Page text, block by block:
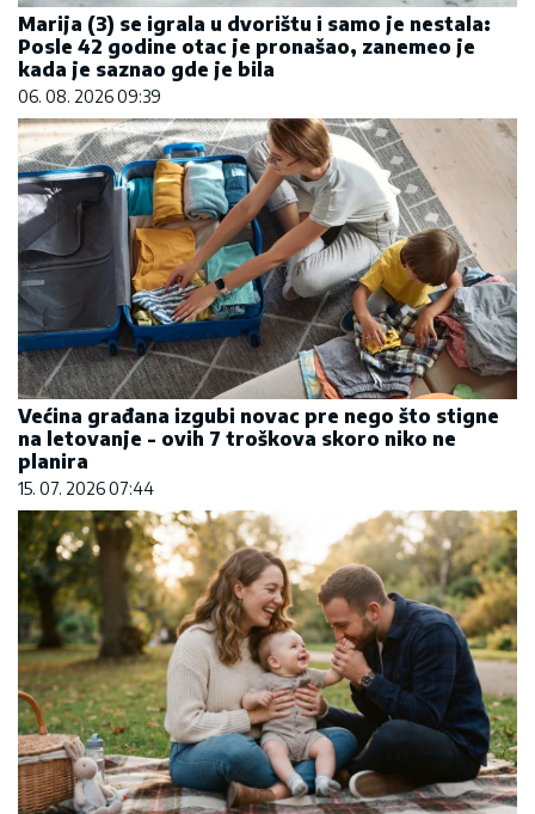
Marija (3) se igrala u dvorištu i samo je nestala:
Posle 42 godine otac je pronašao, zanemeo je
kada je saznao gde je bila
06. 08. 2026 09:39
Većina građana izgubi novac pre nego što stigne
na letovanje - ovih 7 troškova skoro niko ne
planira
15. 07. 2026 07:44